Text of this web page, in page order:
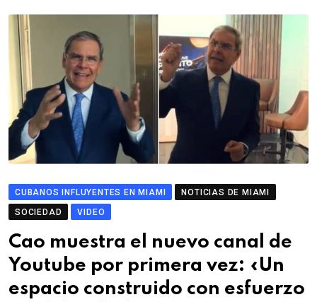
CUBANOS INFLUYENTES EN MIAMI
NOTICIAS DE MIAMI
SOCIEDAD
VIDEO
Cao muestra el nuevo canal de
Youtube por primera vez: «Un
espacio construido con esfuerzo